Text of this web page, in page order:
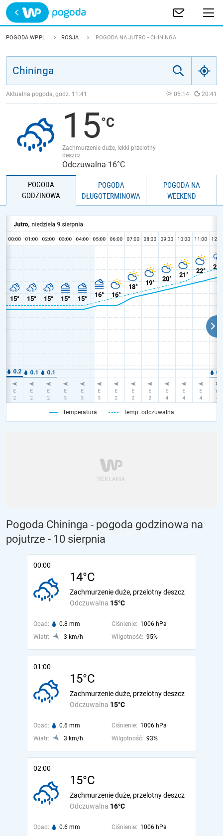
Trwa ładowanie
POLSKA
JAKOŚĆ POWIETRZA
POGODA WP.PL ROSJA POGODA NA JUTRO - CHININGA
Aktualna pogoda, godz. 11:41 05:14 20:41
15
Zachmurzenie duże, lekki przelotny
deszcz
Odczuwalna 16°C
POGODA
GODZINOWA
POGODA
DŁUGOTERMINOWA
POGODA NA
WEEKEND
Temperatura Temp. odczuwalna
Pogoda Chininga - pogoda godzinowa na
pojutrze - 10 sierpnia
00:00
14°C
Odczuwalna 15°C
Zachmurzenie duże, przelotny deszcz
Opad: 0.8 mm Ciśnienie: 1006 hPa
Wiatr:
3 km/h Wilgotność: 95%
01:00
15°C
Odczuwalna 15°C
Zachmurzenie duże, przelotny deszcz
Opad: 0.6 mm Ciśnienie: 1006 hPa
Wiatr:
3 km/h Wilgotność: 93%
02:00
15°C
Odczuwalna 16°C
Zachmurzenie duże, przelotny deszcz
Opad: 0.6 mm Ciśnienie: 1006 hPa